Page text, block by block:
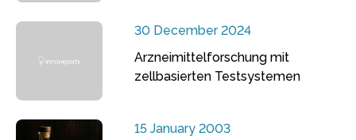
30 December 2024
Arzneimittelforschung mit
zellbasierten Testsystemen
15 January 2003